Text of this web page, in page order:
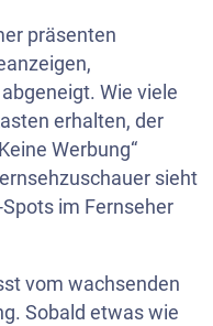
präsenten
Wie viele
erhalten, der
Werbung“
sieht
im Fernseher
vom wachsenden
Sobald etwas wie